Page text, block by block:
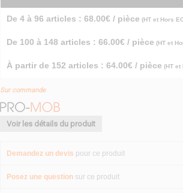
De 4 à 96 articles : 68.00€ / pièce (HT et Hors
De 100 à 148 articles : 66.00€ / pièce (HT et
À partir de 152 articles : 64.00€ / pièce (HT et
Sur commande
Voir les détails du produit
Demandez un devis pour ce produit
Posez une question sur ce produit